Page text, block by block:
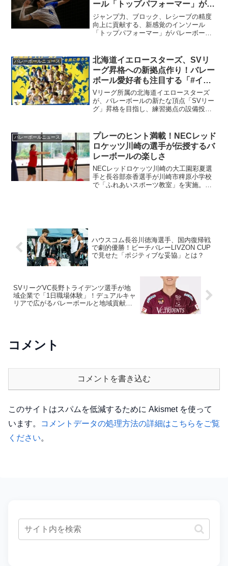
す。ファンや地域の皆さんと共に「幸福
感」を分かち合うチームを目指す、千葉
ドットの新たなスタートに注目が集まり
ます。
ール「トップパフォーマー」があ
なたのプレーを次のレベルへ
ジャンプ力、ブロック、レシーブの精度
向上に貢献する、新感覚のインソール
「トップパフォーマー」がバレーボール
す。
バレーボールニュース
北海道イエロースターズ、SVリ
ーグ昇格への新拠点作り！バレー
ボール愛好者も注目する「#イエ
スタクラファン」始動
Vリーグ所属の北海道イエロースターズ
が、バレーボールの新たな頂点「SVリー
グ」昇格を目指し、練習拠点の設備投資
上とチームの士気向上に繋がり、バレー
ボール愛好者にとっても日本のバレーボ
ール界の未来を共に築く貴重な機会とな
るでしょう。
バレーボールニュース
プレーのヒント満載！NECレッド
ロケッツ川崎の選手が伝授するバ
レーボールの楽しさ
NECレッドロケッツ川崎の大工園彩夏選
手と長谷部奈香選手が川崎市稗原小学校
で「ふれあいスポーツ教室」を実施。プ
ハウスコム長谷川徳海選手、国内復帰戦
で劇的優勝！ビーチバレーLIVZON CUP
で見せた「ポジティブな妥協」とは？
SVリーグVC長野トライデンツ選手が地
域企業で「1日職場体験」！デュアルキャ
リアで広がるバレーボールと地域貢献の
コメント
コメントを書き込む
このサイトはスパムを低減するために Akismet を使って
います。
コメントデータの処理方法の詳細はこちらをご覧
ください。